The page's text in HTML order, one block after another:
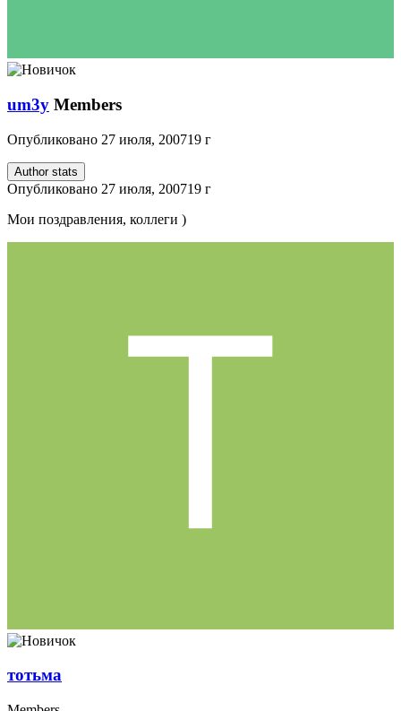
um3y Members
Опубликовано 27 июля, 200719 г
Author stats
Опубликовано 27 июля, 200719 г
Мои поздравления, коллеги )
тотьма